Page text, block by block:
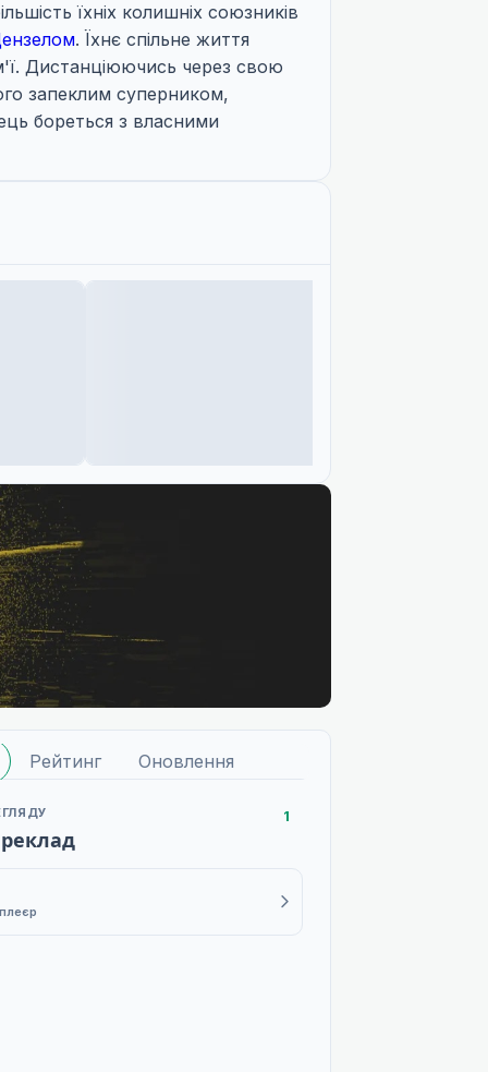
їхніх колишніх союзників
. Їхнє спільне життя
Дистанціюючись через свою
запеклим суперником,
бореться з власними
Рейтинг Оновлення
1